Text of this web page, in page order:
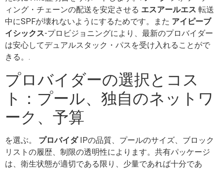
ィング・チェーンの配送を安定させる エスアールエス 転送
中にSPFが壊れないようにするためです。また アイピーブ
イシックス-プロビジョニングにより、最新のプロバイダー
は安心してデュアルスタック・パスを受け入れることがで
きる。.
プロバイダーの選択とコス
ト：プール、独自のネットワ
ーク、予算
を選ぶ。 プロバイダIPの品質、プールのサイズ、ブロック
リストの履歴、制限の透明性によります。共有パッケージ
は、衛生状態が適切である限り、少量であれば十分であ